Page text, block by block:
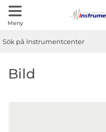
Meny
Bild